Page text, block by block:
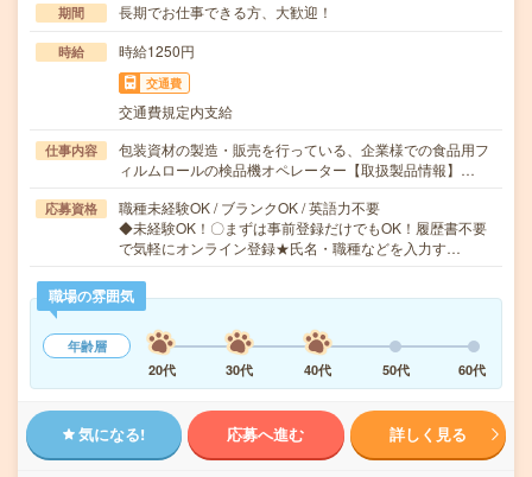
期間 長期でお仕事できる方、大歓迎！
時給 時給1250円
交通費
交通費規定内支給
仕事内容
包装資材の製造・販売を行っている、企業様での食品用フ
ィルムロールの検品機オペレーター【取扱製品情報】…
応募資格
職種未経験OK / ブランクOK / 英語力不要
◆未経験OK！〇まずは事前登録だけでもOK！履歴書不要
で気軽にオンライン登録★氏名・職種などを入力す…
職場の雰囲気
年齢層
20代
30代 40代 50代 60代
気になる! 応募へ進む 詳しく見る